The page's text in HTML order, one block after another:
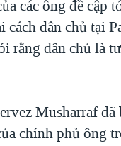
các ông đề cập
cách dân chủ tại
rằng dân chủ là
Musharraf đã
chính phủ ông